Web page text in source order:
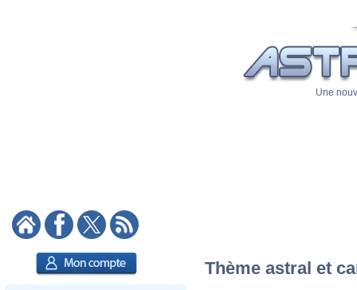
Une
Thème astral et